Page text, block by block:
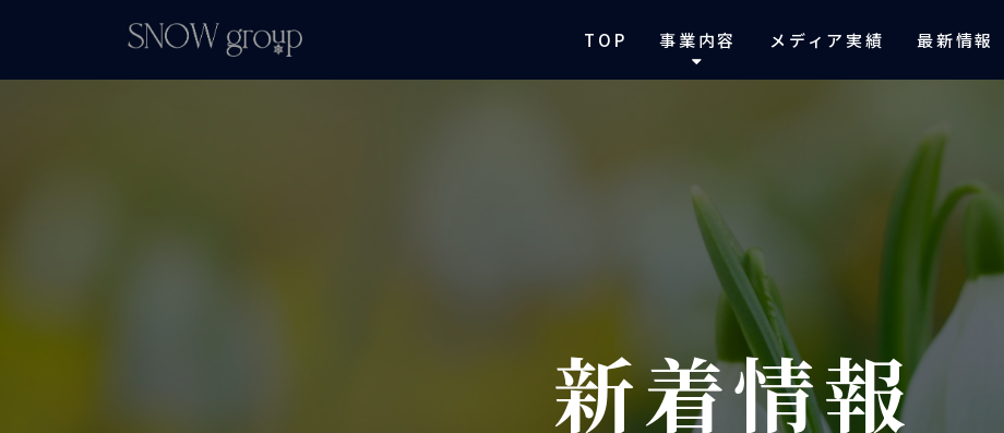
TOP 事業内容 メディア実績 最新情報
新着情報